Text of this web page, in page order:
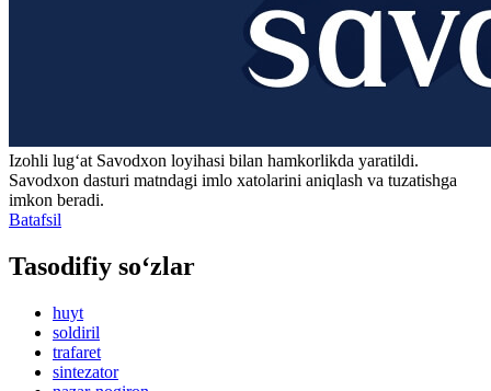
Izohli lugʻat Savodxon loyihasi bilan hamkorlikda yaratildi.
Savodxon dasturi matndagi imlo xatolarini aniqlash va tuzatishga
imkon beradi.
Batafsil
Tasodifiy so‘zlar
huyt
soldiril
trafaret
sintezator